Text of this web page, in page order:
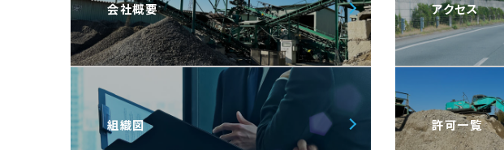
会社概要 アクセス
組織図 許可一覧